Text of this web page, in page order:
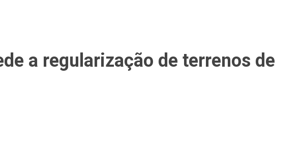
a regularização de terrenos de